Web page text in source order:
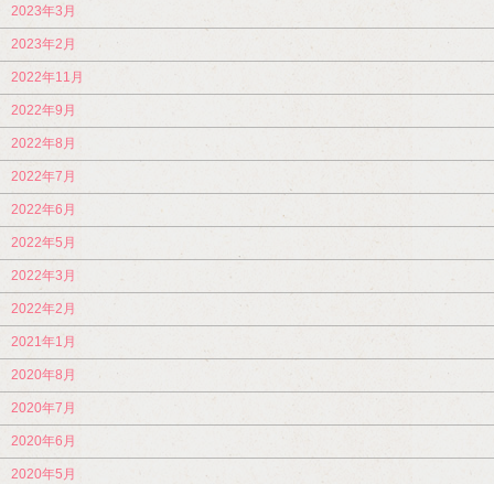
2023年3月
2023年2月
2022年11月
2022年9月
2022年8月
2022年7月
2022年6月
2022年5月
2022年3月
2022年2月
2021年1月
2020年8月
2020年7月
2020年6月
2020年5月